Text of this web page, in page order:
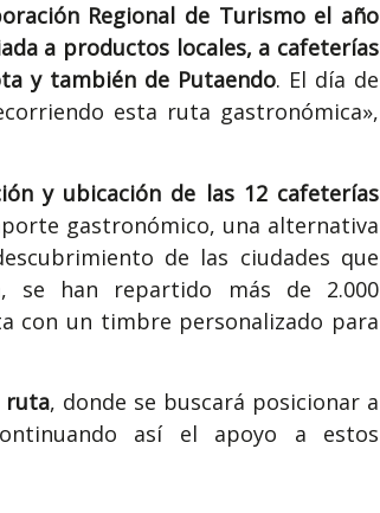
Regional de Turismo el año
a productos locales, a cafeterías
y también de Putaendo. El día de
esta ruta gastronómica»,
y ubicación de las 12 cafeterías
gastronómico, una alternativa
de las ciudades que
se han repartido más de 2.000
con un timbre personalizado para
ruta, donde se buscará posicionar a
así el apoyo a estos